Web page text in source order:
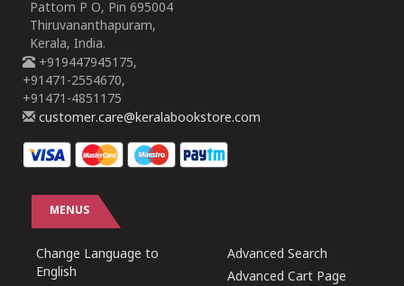
Pattom P O, Pin 695004
Thiruvananthapuram,
Kerala, India.
+919447945175,
+91471-2554670,
+91471-4851175
customer.care@keralabookstore.com
MENUS
Change Language to
English
Advanced Search
Advanced Cart Page